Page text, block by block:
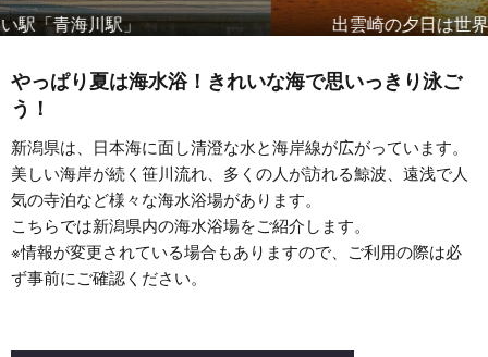
出雲崎の夕日は世界一大きいと言われています
やっぱり夏は海水浴！きれいな海で思いっきり泳ご
う！
新潟県は、日本海に面し清澄な水と海岸線が広がっています。
美しい海岸が続く笹川流れ、多くの人が訪れる鯨波、遠浅で人
気の寺泊など様々な海水浴場があります。
こちらでは新潟県内の海水浴場をご紹介します。
※情報が変更されている場合もありますので、ご利用の際は必
ず事前にご確認ください。